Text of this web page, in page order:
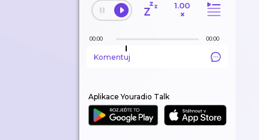
1.00
×
00:00 00:00
Komentuj
Aplikace Youradio Talk